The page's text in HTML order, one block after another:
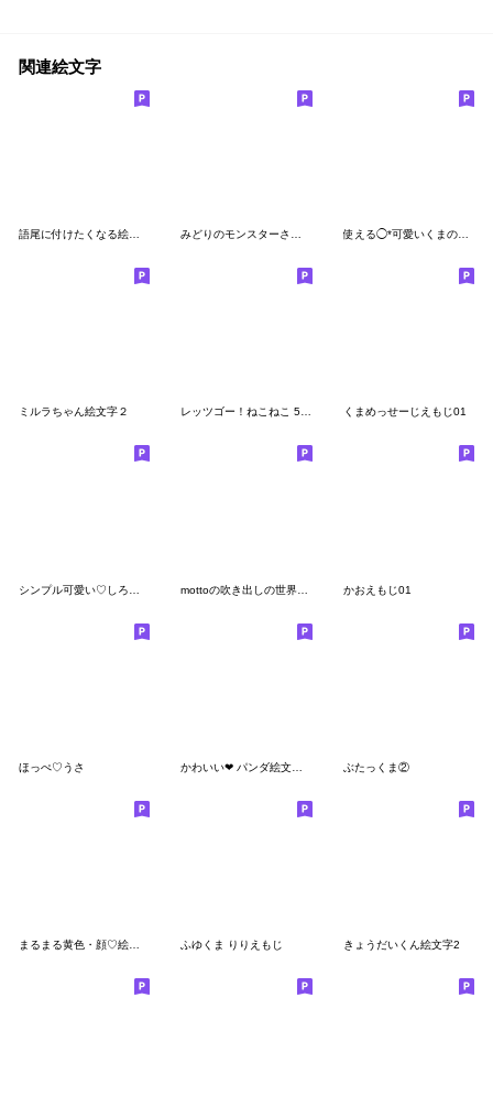
関連絵文字
使える◯*可愛いくまの絵文字☺︎♪
ミルラちゃん絵文字２ レッツゴー！ねこねこ 5 繋がる絵文字 くまめっせーじえもじ01
かおえもじ01
ほっぺ♡うさ ぶたっくま②
まるまる黄色・顔♡絵文字 ふゆくま りりえもじ きょうだいくん絵文字2